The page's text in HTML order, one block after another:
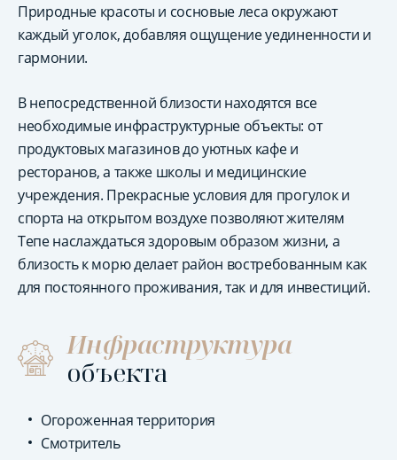
Природные красоты и сосновые леса окружают
каждый уголок, добавляя ощущение уединенности и
гармонии.
В непосредственной близости находятся все
необходимые инфраструктурные объекты: от
продуктовых магазинов до уютных кафе и
ресторанов, а также школы и медицинские
учреждения. Прекрасные условия для прогулок и
спорта на открытом воздухе позволяют жителям
Тепе наслаждаться здоровым образом жизни, а
близость к морю делает район востребованным как
для постоянного проживания, так и для инвестиций.
Инфраструктура
объекта
Огороженная территория
Смотритель